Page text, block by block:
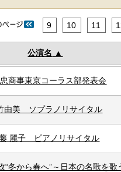
9 10 11
公演名
商事東京コーラス部発表会
由美 ソプラノリサイタル
麗子 ピアノリサイタル
冬から春へ”～日本の名歌を歌